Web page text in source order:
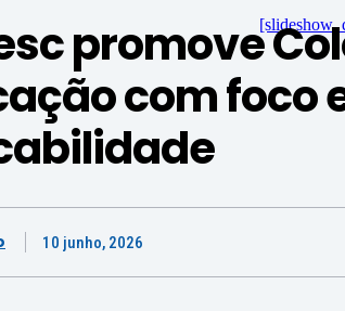
promove
com foco
10 junho, 2026